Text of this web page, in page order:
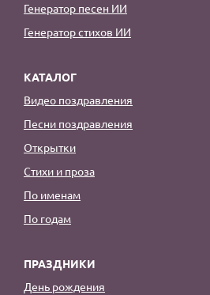
Генератор песен ИИ
Генератор стихов ИИ
КАТАЛОГ
Видео поздравления
Песни поздравления
Открытки
Стихи и проза
По именам
По годам
ПРАЗДНИКИ
День рождения